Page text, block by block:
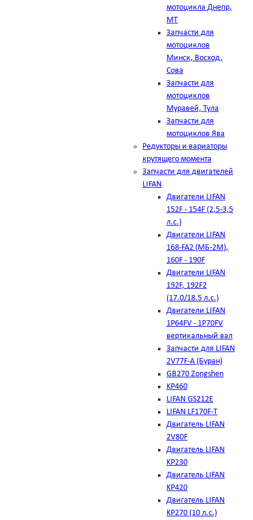
мотоцикла Днепр,
МТ
Запчасти для
мотоциклов
Минск, Восход,
Сова
Запчасти для
мотоциклов
Муравей, Тула
Запчасти для
мотоциклов Ява
Редукторы и вариаторы
крутящего момента
Запчасти для двигателей
LIFAN
Двигатели LIFAN
152F - 154F (2,5-3,5
л.с.)
Двигатели LIFAN
168-FA2 (МБ-2М),
160F - 190F
Двигатели LIFAN
192F, 192F2
(17.0/18.5 л.с.)
Двигатели LIFAN
1Р64FV - 1Р70FV
вертикальный вал
Запчасти для LIFAN
2V77F-A (Буран)
GB270 Zongshen
KP460
LIFAN GS212E
LIFAN LF170F-T
Двигатель LIFAN
2V80F
Двигатель LIFAN
KP230
Двигатель LIFAN
KP420
Двигатель LIFAN
KP270 (10 л.с.)